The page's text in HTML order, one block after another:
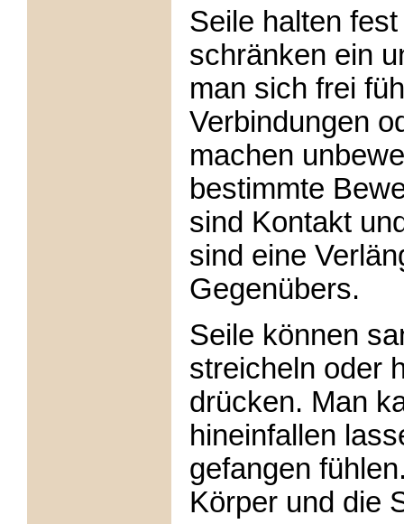
Seile halten
schränken ein
man sich frei
Verbindungen
machen
bestimmte
sind Kontakt
sind eine
Gegenübers.
Seile können
streicheln oder
drücken. Man
hineinfallen
gefangen
Körper und die